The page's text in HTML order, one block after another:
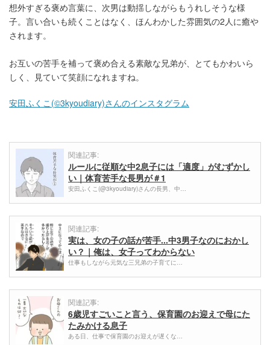
想外すぎる褒め言葉に、次男は動揺しながらもうれしそうな様
子。言い合いも続くことはなく、ほんわかした雰囲気の2人に癒や
されます。
お互いの苦手を補って褒め合える素敵な兄弟が、とてもかわいら
しく、見ていて笑顔になれますね。
安田ふくこ(©3kyoudiary)さんのインスタグラム
関連記事:
ルールに従順な中2息子には「適度」がむずかし
い｜体育苦手な長男が＃1
安田ふくこ(@3kyoudiary)さんの長男、中…
関連記事:
実は、女の子の話が苦手...中3男子なのにおかし
い？｜俺は、女子ってわからない
仕事もしながら元気な三兄弟の子育てに…
関連記事:
6歳児すごいこと言う、保育園のお迎えで母にた
たみかける息子
ある日、仕事で保育園のお迎えが遅くな…